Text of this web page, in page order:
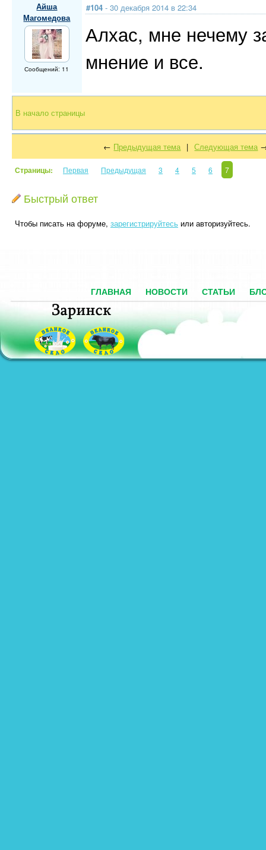
Айша
Магомедова
Сообщений: 11
#104 - 30 декабря 2014 в 22:34
Алхас, мне нечему
мнение и все.
В начало страницы
← Предыдущая тема | Следующая тема
Страницы: Первая Предыдущая 3 4 5 6 7
Быстрый ответ
Чтобы писать на форуме, зарегистрируйтесь или авторизуйтесь.
ГЛАВНАЯ НОВОСТИ СТАТЬИ